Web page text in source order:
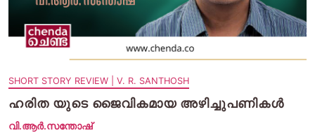
SHORT STORY REVIEW | V. R. SANTHOSH
ഹരിത യുടെ ജൈവികമായ അഴിച്ചുപണികൾ
വി.ആര്‍.സന്തോഷ്